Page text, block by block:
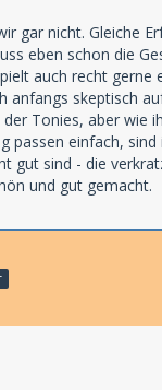
gar nicht. Gleiche
eben schon die
auch recht gerne
anfangs skeptisch
Tonies, aber wie
passen einfach, sind
gut sind - die
und gut gemacht.